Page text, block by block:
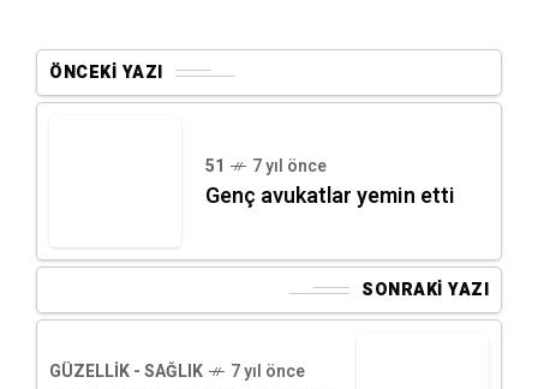
ÖNCEKI YAZI
51 7 yıl önce
Genç avukatlar yemin etti
SONRAKI YAZI
GÜZELLIK - SAĞLIK 7 yıl önce